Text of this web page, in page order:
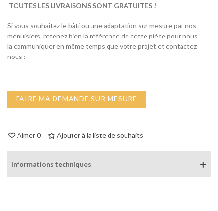
TOUTES LES LIVRAISONS SONT GRATUITES !
Si vous souhaitez le bâti ou une adaptation sur mesure par nos
menuisiers, retenez bien la référence de cette pièce pour nous
la communiquer en même temps que votre projet et contactez
nous :
FAIRE MA DEMANDE SUR MESURE
Aimer 0 Ajouter à la liste de souhaits
Informations techniques